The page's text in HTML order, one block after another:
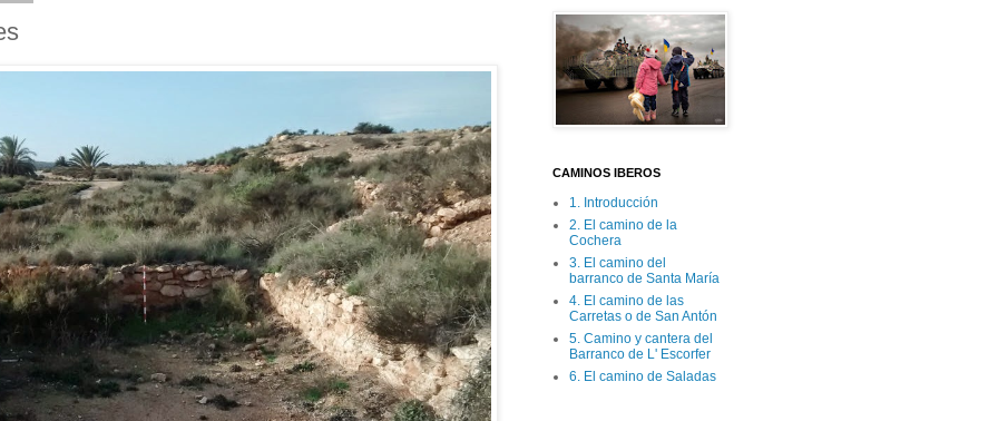
CAMINOS IBEROS
1. Introducción
2. El camino de la
Cochera
3. El camino del
barranco de Santa María
4. El camino de las
Carretas o de San Antón
5. Camino y cantera del
Barranco de L' Escorfer
6. El camino de Saladas